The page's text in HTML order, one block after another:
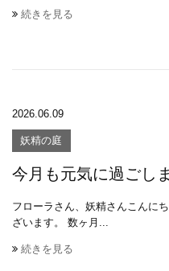
続きを見る
2026.06.09
妖精の庭
今月も元気に過ごし
フローラさん、妖精さんこんに
ざいます。 数ヶ月...
続きを見る